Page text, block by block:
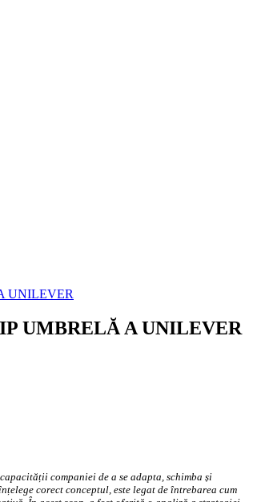
UNILEVER
UMBRELĂ A UNILEVER
companiei de a se adapta, schimba și
corect conceptul, este legat de întrebarea cum